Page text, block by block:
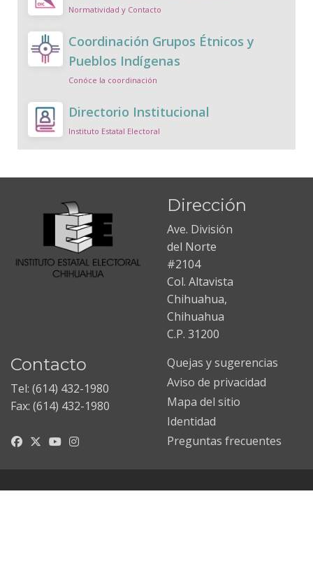
Normatividad y Contacto
Coordinación Grupos Étnicos y
Pueblos Indígenas
Conóce la coordinación
Directorio Institucional
Instituto Estatal Electoral
Dirección
Ave. División
del Norte
#2104
Col. Altavista
Chihuahua,
Chihuahua
C.P. 31200
Contacto
Tel: (614) 432-1980
Fax: (614) 432-1980
Quejas y sugerencias
Aviso de privacidad
Mapa del sitio
Identidad
Preguntas frecuentes